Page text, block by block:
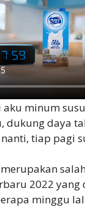
aku minum
dukung daya
tiap pagi
2022
minggu